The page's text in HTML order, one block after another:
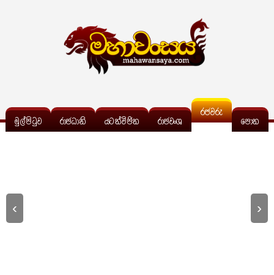
මුල්පිටුව රාජධානි යටත්විජිත රාජවංශ
රජවරු
පොත
‹ ›